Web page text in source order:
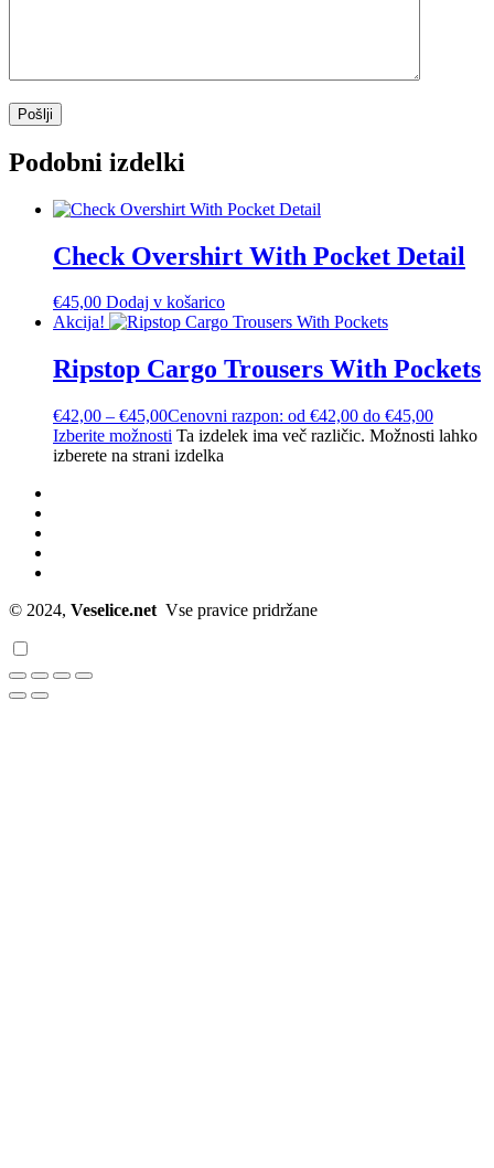
Podobni izdelki
Check Overshirt With Pocket Detail
€45,00 Dodaj v košarico
Akcija!
Ripstop Cargo Trousers With Pockets
€42,00 – €45,00Cenovni razpon: od €42,00 do €45,00
Izberite možnosti Ta izdelek ima več različic. Možnosti lahko
izberete na strani izdelka
© 2024, Veselice.net Vse pravice pridržane